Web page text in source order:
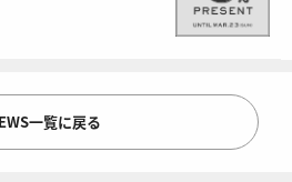
一覧に戻る